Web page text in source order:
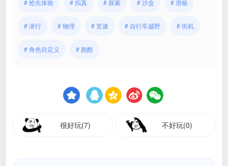
# 抢先体验 # 拟真 # 探索 # 沙盒 # 滑板
# 潜行 # 物理 # 竞速 # 自行车越野 # 街机
# 角色自定义 # 跑酷
很好玩(7) 不好玩(0)